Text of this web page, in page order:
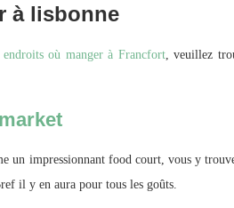
à lisbonne
endroits où manger à Francfort, veuillez
un impressionnant food court, vous y
il y en aura pour tous les goûts.